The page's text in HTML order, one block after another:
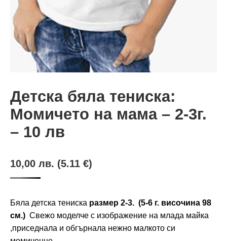
Детска бяла тениска:
Момичето на мама – 2-3г.
– 10 лв
10,00 лв. (5.11 €)
Бяла детска тениска размер 2-3. (5-6 г. височина 98
см.) Свежо моделче с изображение на млада майка
,приседнала и обгърнала нежно малкото си